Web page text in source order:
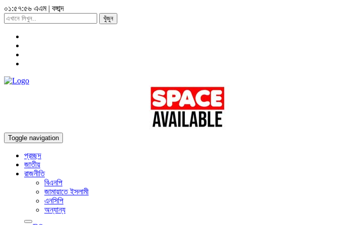
০১:৫৭:৫৭ এএম| বঙ্গাব্দ
খুঁজুন
Toggle navigation
প্রচ্ছদ
জাতীয়
রাজনীতি
বিএনপি
জামায়াতে ইসলামী
এনসিপি
অন্যান্য